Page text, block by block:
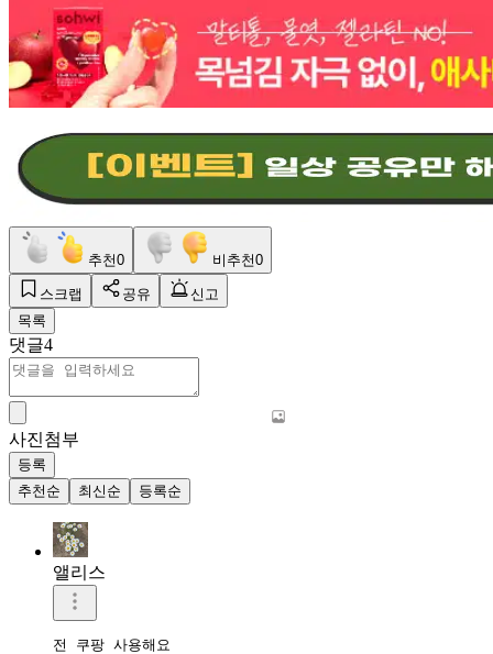
추천0 비추천0
스크랩 공유
신고
목록
댓글4
사진첨부
등록
추천순
최신순 등록순
앨리스
전 쿠팡 사용해요